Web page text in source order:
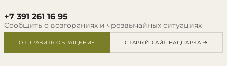
+7 391 261 16 95
Сообщить о возгораниях и чрезвычайных ситуациях
ОТПРАВИТЬ ОБРАЩЕНИЕ СТАРЫЙ САЙТ НАЦПАРКА →